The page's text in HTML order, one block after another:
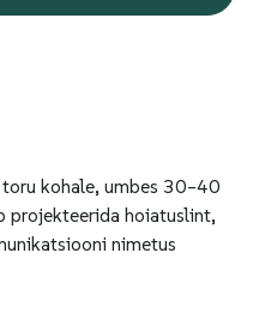
kohale, umbes 30–40
projekteerida hoiatuslint,
nimetus